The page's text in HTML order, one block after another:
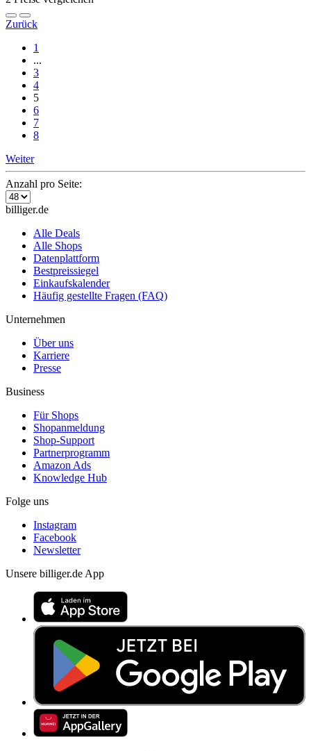
Zurück
1
...
3
4
5
6
7
8
Weiter
Anzahl pro Seite:
billiger.de
Alle Deals
Alle Shops
Datenplattform
Bestpreissiegel
Einkaufskalender
Häufig gestellte Fragen (FAQ)
Unternehmen
Über uns
Karriere
Presse
Business
Für Shops
Shopanmeldung
Shop-Support
Partnerprogramm
Amazon Ads
Knowledge Hub
Folge uns
Instagram
Facebook
Newsletter
Unsere billiger.de App